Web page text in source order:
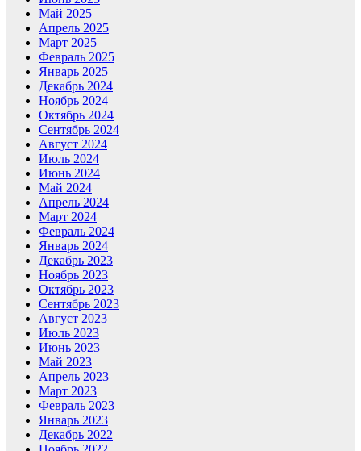
Май 2025
Апрель 2025
Март 2025
Февраль 2025
Январь 2025
Декабрь 2024
Ноябрь 2024
Октябрь 2024
Сентябрь 2024
Август 2024
Июль 2024
Июнь 2024
Май 2024
Апрель 2024
Март 2024
Февраль 2024
Январь 2024
Декабрь 2023
Ноябрь 2023
Октябрь 2023
Сентябрь 2023
Август 2023
Июль 2023
Июнь 2023
Май 2023
Апрель 2023
Март 2023
Февраль 2023
Январь 2023
Декабрь 2022